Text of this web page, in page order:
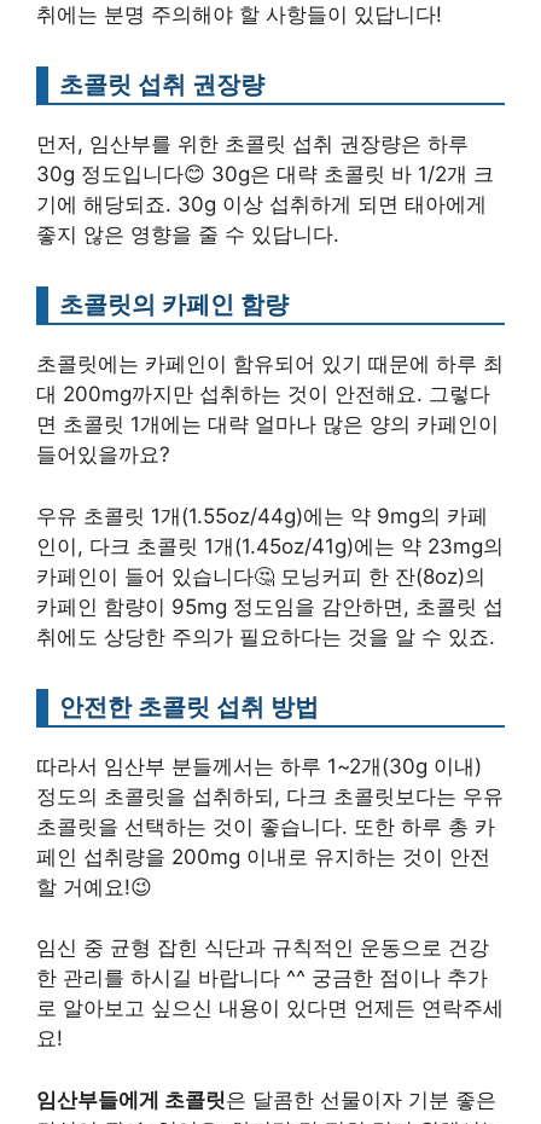
취에는 분명 주의해야 할 사항들이 있답니다!
초콜릿 섭취 권장량
먼저, 임산부를 위한 초콜릿 섭취 권장량은 하루
30g 정도입니다😊 30g은 대략 초콜릿 바 1/2개 크
기에 해당되죠. 30g 이상 섭취하게 되면 태아에게
좋지 않은 영향을 줄 수 있답니다.
초콜릿의 카페인 함량
초콜릿에는 카페인이 함유되어 있기 때문에 하루 최
대 200mg까지만 섭취하는 것이 안전해요. 그렇다
면 초콜릿 1개에는 대략 얼마나 많은 양의 카페인이
들어있을까요?
우유 초콜릿 1개(1.55oz/44g)에는 약 9mg의 카페
인이, 다크 초콜릿 1개(1.45oz/41g)에는 약 23mg의
카페인이 들어 있습니다🤔 모닝커피 한 잔(8oz)의
카페인 함량이 95mg 정도임을 감안하면, 초콜릿 섭
취에도 상당한 주의가 필요하다는 것을 알 수 있죠.
안전한 초콜릿 섭취 방법
따라서 임산부 분들께서는 하루 1~2개(30g 이내)
정도의 초콜릿을 섭취하되, 다크 초콜릿보다는 우유
초콜릿을 선택하는 것이 좋습니다. 또한 하루 총 카
페인 섭취량을 200mg 이내로 유지하는 것이 안전
할 거예요!😉
임신 중 균형 잡힌 식단과 규칙적인 운동으로 건강
한 관리를 하시길 바랍니다 ^^ 궁금한 점이나 추가
로 알아보고 싶으신 내용이 있다면 언제든 연락주세
요!
임산부들에게 초콜릿은 달콤한 선물이자 기분 좋은